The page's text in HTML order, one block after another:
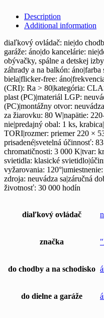
Description
Additional information
diaľkový ovládač: nie|do
garáže: áno|do kancelárie:
obývačky, spálne a detskej
záhrady a na balkón: áno|farba
biela|flicker-free:
(CRI): Ra > 80|kategória:
plast (PC)|materiál LGP:
(PC)|montážny otvor:
za žiarovku: 80 W|napätie:
nie|predajný obal: 1 ks,
TORI|rozmer: priemer 220 ×
prisadené|svetelná účinnosť:
chromatičnosti: 3 000 K|tvar:
svietidla: klasické
vyžarovania:
zdroja: neuvádza sa|záručná
životnosť: 30 000 hodín
diaľkový ovládač
značka
do chodby a na schodisko
do dielne a garáže